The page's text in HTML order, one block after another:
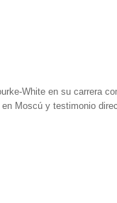
White en su carrera
Moscú y testimonio